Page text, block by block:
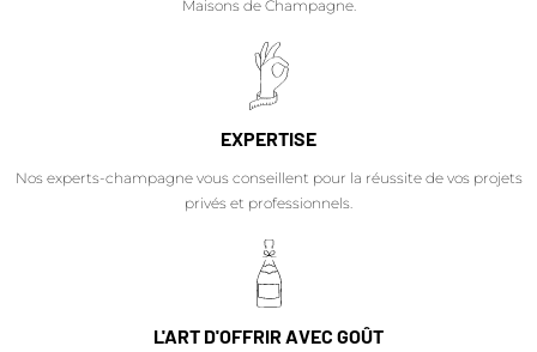
Maisons de Champagne.
EXPERTISE
Nos experts-champagne vous conseillent pour la réussite de vos projets
privés et professionnels.
L'ART D'OFFRIR AVEC GOÛT